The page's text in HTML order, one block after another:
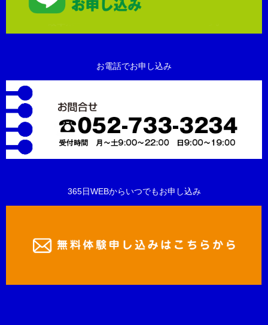
お電話でお申し込み
365日WEBからいつでもお申し込み